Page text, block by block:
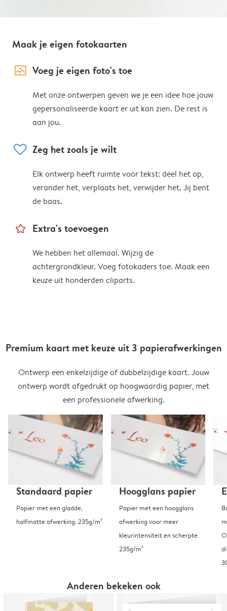
Maak je eigen fotokaarten
image_placeholder Voeg je eigen foto's toe
Met onze ontwerpen geven we je een idee hoe jouw
gepersonaliseerde kaart er uit kan zien. De rest is
aan jou.
heart Zeg het zoals je wilt
Elk ontwerp heeft ruimte voor tekst: deel het op,
verander het, verplaats het, verwijder het. Jij bent
de baas.
star_outline Extra's toevoegen
We hebben het allemaal. Wijzig de
achtergrondkleur. Voeg fotokaders toe. Maak een
keuze uit honderden cliparts.
Premium kaart met keuze uit 3 papierafwerkingen
Ontwerp een enkelzijdige of dubbelzijdige kaart. Jouw
ontwerp wordt afgedrukt op hoogwaardig papier, met
een professionele afwerking.
Standaard papier
Papier met een gladde,
halfmatte afwerking. 235g/m²
Hoogglans papier
Papier met een hoogglans
afwerking voor meer
kleurintensiteit en scherpte.
235g/m²
Anderen bekeken ook